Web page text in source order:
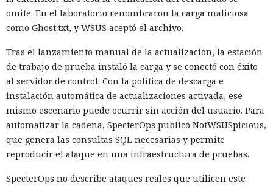
actuaciones de las fuerzas y comunicaciones sobre dónde y
cuándo era posible vigilar o grabar el trabajo de ICE. La
solicitud abarca material desde el 20 de enero de 2025.
La defensa trazó la línea precisamente en los grandes chats
distritales de Signal y se negó a entregarlos al gobierno.
Conversaciones más reducidas fueron proporcionadas por
los abogados al tribunal, pero ocultaron los contactos de
participantes externos y fragmentos que podrían revelar
prioridades internas, tácticas o planes de los grupos. Los
juristas consideran que revelar esos datos dañaría la
libertad de asociación.
omite. En el laboratorio renombraron la carga maliciosa
como Ghost.txt, y WSUS aceptó el archivo.
Tras el lanzamiento manual de la actualización, la estación
de trabajo de prueba instaló la carga y se conectó con éxito
al servidor de control. Con la política de descarga e
instalación automática de actualizaciones activada, ese
mismo escenario puede ocurrir sin acción del usuario. Para
automatizar la cadena, SpecterOps publicó NotWSUSpicious,
que genera las consultas SQL necesarias y permite
reproducir el ataque en una infraestructura de pruebas.
SpecterOps no describe ataques reales que utilicen este